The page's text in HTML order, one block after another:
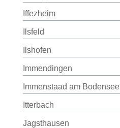
Iffezheim
Ilsfeld
Ilshofen
Immendingen
Immenstaad am Bodensee
Itterbach
Jagsthausen